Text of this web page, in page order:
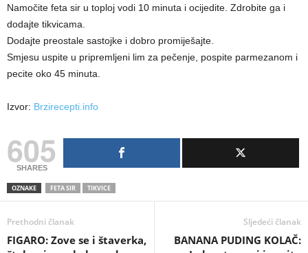
Namočite feta sir u toploj vodi 10 minuta i ocijedite. Zdrobite ga i
dodajte tikvicama.
Dodajte preostale sastojke i dobro promiješajte.
Smjesu uspite u pripremljeni lim za pečenje, pospite parmezanom i
pecite oko 45 minuta.
Izvor: Brzirecepti.info
605
SHARES
OZNAKE FETA SIR TIKVICE
Prethodni članak
FIGARO: Zove se i štaverka,
Sljedeći članak
BANANA PUDING KOLAČ: